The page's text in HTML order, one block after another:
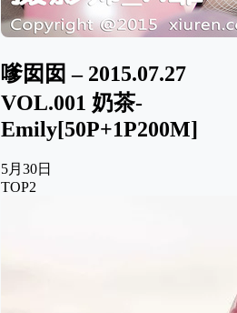
嗲囡囡 – 2015.07.27
VOL.001 奶茶-
Emily[50P+1P200M]
5月30日
TOP2